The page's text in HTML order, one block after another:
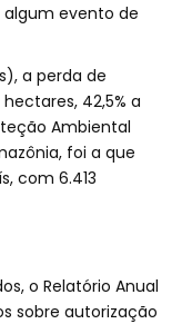
algum evento de
a perda de
42,5% a
Ambiental
foi a que
com 6.413
o Relatório Anual
sobre autorização